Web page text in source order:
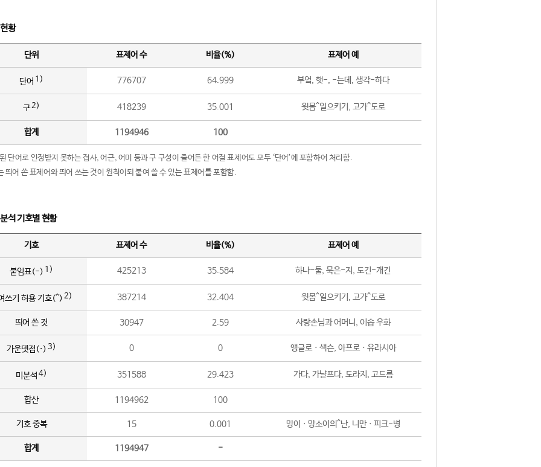
황
단위 표제어 수 비율(%) 표제어 예
단어 1) 776707 64.999 부엌, 햇-, -는데, 생각-하다
구2) 418239 35.001 윗몸^일으키기, 고가^도로
합계 1194946 100
단어로 인정받지 못하는 접사, 어근, 어미 등과 구 구성이 줄어든 한 어절 표제어도 모두 ‘단어’에 포함하여 처리함.
띄어 쓴 표제어와 띄어 쓰는 것이 원칙이되 붙여 쓸 수 있는 표제어를 포함함.
석 기호별 현황
기호 표제어 수 비율(%) 표제어 예
붙임표(-) 1) 425213 35.584 하나-둘, 묵은-지, 도긴-개긴
쓰기 허용 기호(^) 2) 387214 32.404 윗몸^일으키기, 고가^도로
띄어 쓴 것 30947 2.59 사랑손님과 어머니, 이솝 우화
가운뎃점(·) 3) 0 0 앵글로ㆍ색슨, 아프로ㆍ유라시아
미분석 4) 351588 29.423 가다, 가냘프다, 도라지, 고드름
합산 1194962 100
기호 중복 15 0.001 망이ㆍ망소이의^난, 니만ㆍ피크-병
합계 1194947 -